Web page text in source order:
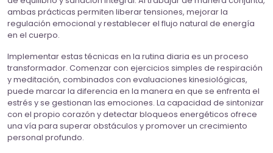
ambas prácticas permiten liberar tensiones, mejorar la
regulación emocional y restablecer el flujo natural de energía
en el cuerpo.
Implementar estas técnicas en la rutina diaria es un proceso
transformador. Comenzar con ejercicios simples de respiración
y meditación, combinados con evaluaciones kinesiológicas,
puede marcar la diferencia en la manera en que se enfrenta el
estrés y se gestionan las emociones. La capacidad de sintonizar
con el propio corazón y detectar bloqueos energéticos ofrece
una vía para superar obstáculos y promover un crecimiento
personal profundo.